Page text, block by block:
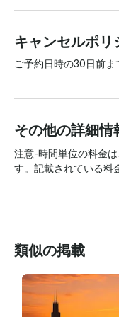
キャンセルポリ
ご予約日時の30日前ま
その他の詳細情
注意-時間単位の料金
す。記載されている料
類似の掲載